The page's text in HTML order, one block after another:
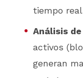
tiempo
Análisis
activos
generan